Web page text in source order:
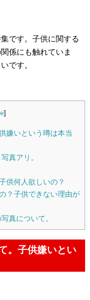
です。子供に関する
係にも触れていま
です。
]
嫌いという噂は本当
真アリ。
供何人欲しいの？
？子供できない理由が
真について。
。子供嫌いとい